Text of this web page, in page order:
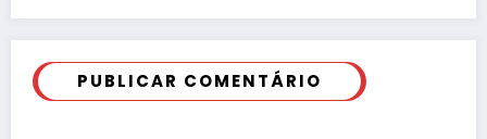
PUBLICAR COMENTÁRIO